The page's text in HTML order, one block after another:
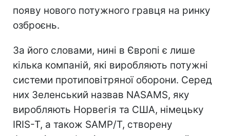
появу нового потужного гравця на ринку
озброєнь.
За його словами, нині в Європі є лише
кілька компаній, які виробляють потужні
системи протиповітряної оборони. Серед
них Зеленський назвав NASAMS, яку
виробляють Норвегія та США, німецьку
IRIS-T, а також SAMP/T, створену